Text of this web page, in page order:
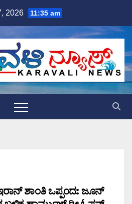
2026 11:35 am
ಶಾಂತಿ ಒಪ್ಪಂದ: ಜೂನ್